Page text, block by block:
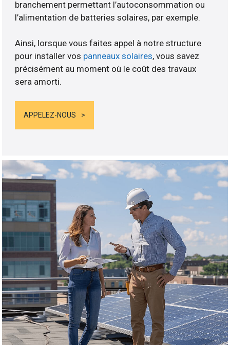
branchement permettant l’autoconsommation ou
l’alimentation de batteries solaires, par exemple.
Ainsi, lorsque vous faites appel à notre structure
pour installer vos panneaux solaires, vous savez
précisément au moment où le coût des travaux
sera amorti.
APPELEZ-NOUS